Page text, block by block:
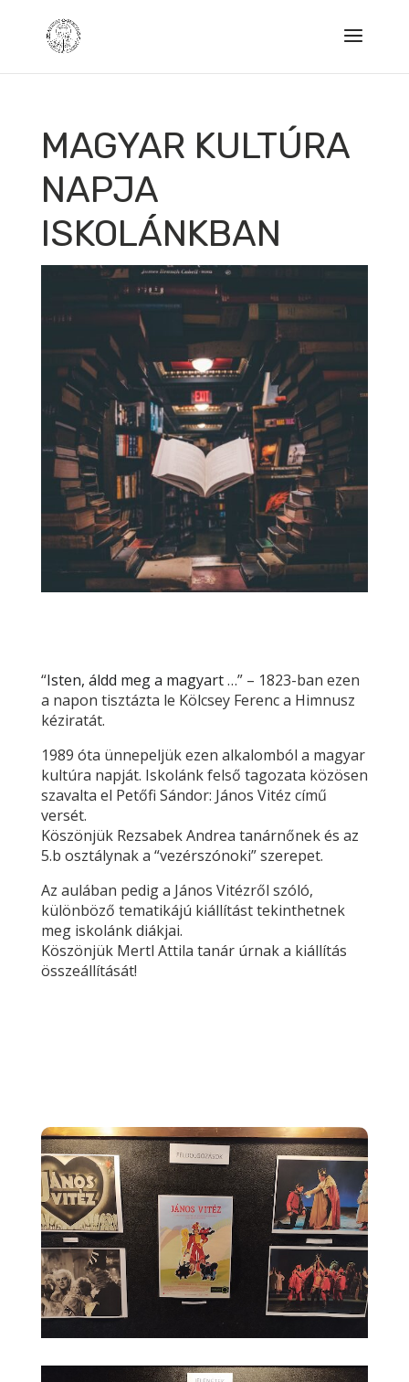
MAGYAR KULTÚRA
NAPJA
ISKOLÁNKBAN
“Isten, áldd meg a magyart…” – 1823-ban ezen
a napon tisztázta le Kölcsey Ferenc a Himnusz
kéziratát.
1989 óta ünnepeljük ezen alkalomból a magyar
kultúra napját. Iskolánk felső tagozata közösen
szavalta el Petőfi Sándor: János Vitéz című
versét.
Köszönjük Rezsabek Andrea tanárnőnek és az
5.b osztálynak a “vezérszónoki” szerepet.
Az aulában pedig a János Vitézről szóló,
különböző tematikájú kiállítást tekinthetnek
meg iskolánk diákjai.
Köszönjük Mertl Attila tanár úrnak a kiállítás
összeállítását!